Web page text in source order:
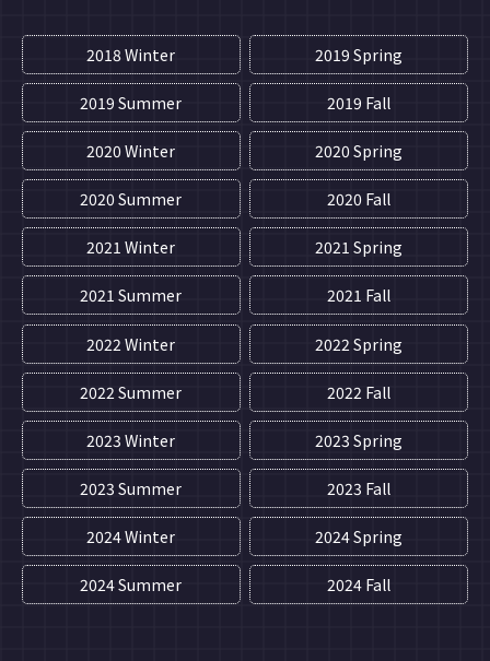
2018 Winter 2019 Spring
2019 Summer 2019 Fall
2020 Winter 2020 Spring
2020 Summer 2020 Fall
2021 Winter 2021 Spring
2021 Summer 2021 Fall
2022 Winter 2022 Spring
2022 Summer 2022 Fall
2023 Winter 2023 Spring
2023 Summer 2023 Fall
2024 Winter 2024 Spring
2024 Summer 2024 Fall